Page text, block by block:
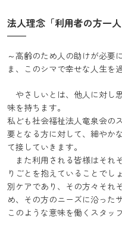
法人理念「利用者の方一
～高齢のため人の助けが必要
ま、このシマで幸せな人生を
やさしいとは、他人に対し
味を持ちます。
私ども社会福祉法人竜泉会の
要となる方に対して、細やか
て接していきます。
また利用される皆様はそれ
りごとを抱えていることでし
別ケアであり、その方々それ
め、その方のニーズに沿った
このような意味を働くスタッ